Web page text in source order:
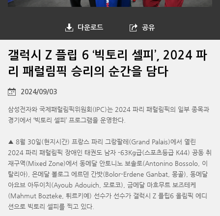
다운로드 공유
갤럭시 Z 플립 6 ‘빅토리 셀피’, 2024 파
리 패럴림픽 승리의 순간을 담다
2024/09/03
삼성전자와 국제패럴림픽위원회(IPC)는 2024 파리 패럴림픽의 일부 종목과
경기에서 ‘빅토리 셀피’ 프로그램을 운영한다.
▲ 8월 30일(현지시간) 프랑스 파리 그랑팔레(Grand Palais)에서 열린
2024 파리 패럴림픽 장애인 태권도 남자 -63Kg급(스포츠등급 K44) 공동 취
재구역(Mixed Zone)에서 동메달 안토니노 보솔로(Antonino Bossolo, 이
탈리아), 은메달 볼로그 에르덴 간밧(Bolor-Erdene Ganbat, 몽골), 동메달
아요브 아두이치(Ayoub Adouich, 모로코), 금메달 마흐무트 보즈테케
(Mahmut Bozteke, 튀르키예) 선수가 선수가 갤럭시 Z 플립6 올림픽 에디
션으로 빅토리 셀피를 찍고 있다.